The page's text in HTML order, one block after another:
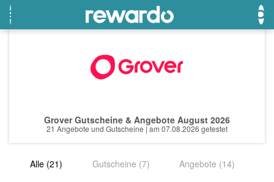
Lieferando
Beste Gutscheine
Top Gutscheine
Sonderaktionen
Beste Angebote
Top Angebote
Grover Gutscheine & Angebote August 2026
21 Angebote und Gutscheine | am 07.08.2026 getestet
Alle (21) Gutscheine (7) Angebote (14)